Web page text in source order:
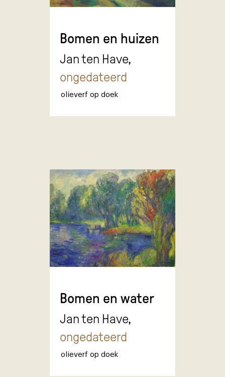
Bomen en huizen
Jan ten Have,
ongedateerd
olieverf op doek
Bomen en water
Jan ten Have,
ongedateerd
olieverf op doek